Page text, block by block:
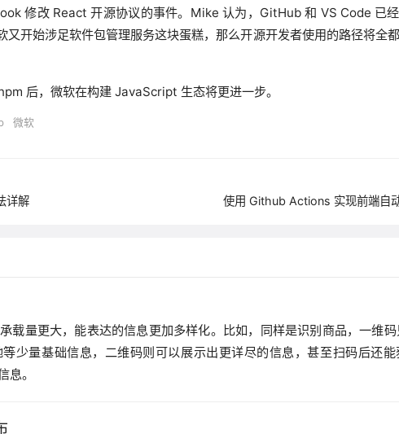
修改 React 开源协议的事件。Mike 认为，GitHub 和 VS Code 已
又开始涉足软件包管理服务这块蛋糕，那么开源开发者使用的路径将全
后，微软在构建 JavaScript 生态将更进一步。
微软
详解
使用 Github Actions 实现前端自
载量更大，能表达的信息更加多样化。比如，同样是识别商品，一维
少量基础信息，二维码则可以展示出更详尽的信息，甚至扫码后还能
息。